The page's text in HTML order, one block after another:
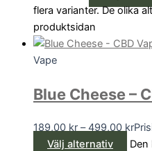
flera varianter. De olika
produktsidan
Vape
Blue Cheese –
189,00 kr – 499,00 kr
Välj alternativ
Den